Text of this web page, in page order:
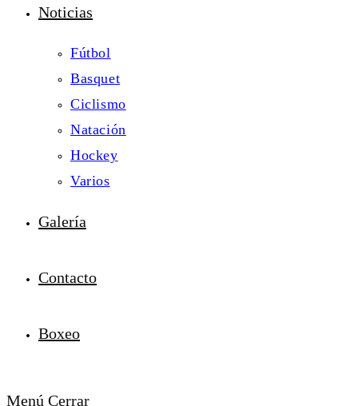
Noticias
Fútbol
Basquet
Ciclismo
Natación
Hockey
Varios
Galería
Contacto
Boxeo
Menú Cerrar